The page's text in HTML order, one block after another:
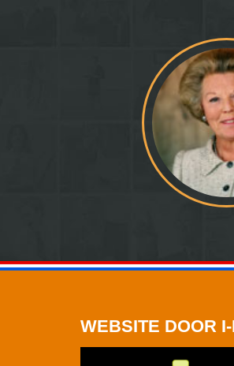
WEBSITE DOOR